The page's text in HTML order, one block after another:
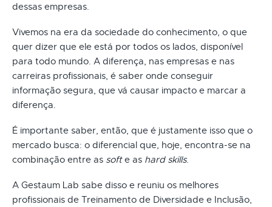
dessas empresas.
Vivemos na era da sociedade do conhecimento, o que
quer dizer que ele está por todos os lados, disponível
para todo mundo. A diferença, nas empresas e nas
carreiras profissionais, é saber onde conseguir
informação segura, que vá causar impacto e marcar a
diferença.
É importante saber, então, que é justamente isso que o
mercado busca: o diferencial que, hoje, encontra-se na
combinação entre as softe as hard skills.
A Gestaum Lab sabe disso e reuniu os melhores
profissionais de Treinamento de Diversidade e Inclusão,